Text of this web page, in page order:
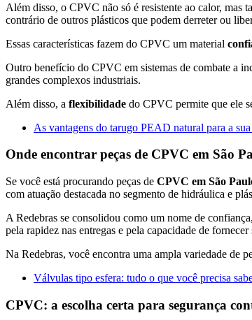
Além disso, o CPVC não só é resistente ao calor, mas
contrário de outros plásticos que podem derreter ou
Essas características fazem do CPVC um material
Outro benefício do CPVC em sistemas de combate a
grandes complexos industriais.
Além disso, a flexibilidade do CPVC permite que ele
As vantagens do tarugo PEAD natural para a sua
Onde encontrar peças de CPVC em São
Se você está procurando peças de CPVC em São
com atuação destacada no segmento de hidráulica e
A Redebras se consolidou como um nome de
pela rapidez nas entregas e pela capacidade de
Na Redebras, você encontra uma ampla variedade de
Válvulas tipo esfera: tudo o que você precisa
CPVC: a escolha certa para segurança